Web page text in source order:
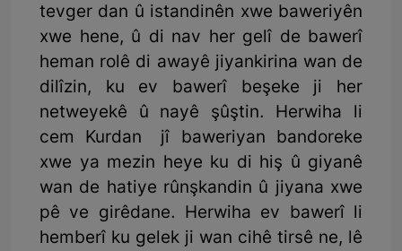
tevger dan û istandinên xwe baweriyên
xwe hene, û di nav her gelî de bawerî
heman rolê di awayê jiyankirina wan de
dilîzin, ku ev bawerî beşeke ji her
netweyekê û nayê şûştin. Herwiha li
cem Kurdan jî baweriyan bandoreke
xwe ya mezin heye ku di hiş û giyanê
wan de hatiye rûnşkandin û jiyana xwe
pê ve girêdane. Herwiha ev bawerî li
hemberî ku gelek ji wan cihê tirsê ne, lê